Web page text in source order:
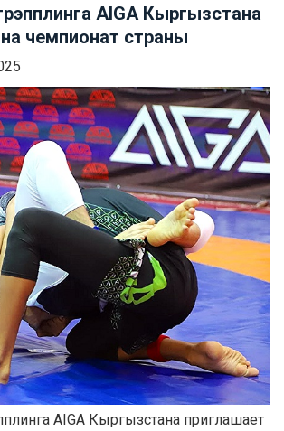
AIGA Кыргызстана
чемпионат страны
AIGA Кыргызстана приглашает